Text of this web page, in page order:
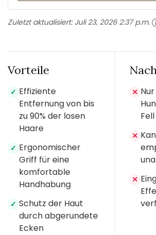
Zuletzt aktualisiert: Juli 23, 2026 2:37 p.m.
Vorteile
✓ Effiziente
Entfernung von bis
zu 90% der losen
Haare
✓ Ergonomischer
Griff für eine
komfortable
Handhabung
✓ Schutz der Haut
durch abgerundete
Ecken
✕
✕
✕